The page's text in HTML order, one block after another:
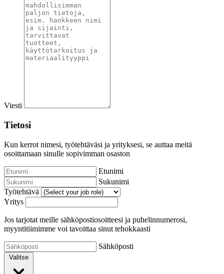
Viesti
Tietosi
Kun kerrot nimesi, työtehtäväsi ja yrityksesi, se auttaa meitä
osoittamaan sinulle sopivimman osaston
Etunimi
Sukunimi
Työtehtävä
Yritys
Jos tarjotat meille sähköpostiosoitteesi ja puhelinnumerosi,
myyntitiimimme voi tavoittaa sinut tehokkaasti
Sähköposti
Valitse